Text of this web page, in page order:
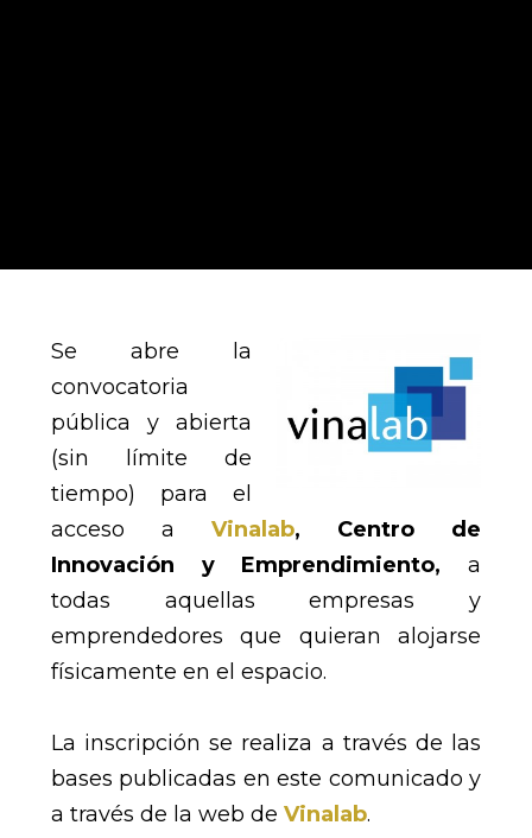
Se abre la
convocatoria
pública y abierta
(sin límite de
tiempo) para el
acceso a Vinalab, Centro de
Innovación y Emprendimiento, a
todas aquellas empresas y
emprendedores que quieran alojarse
físicamente en el espacio.
La inscripción se realiza a través de las
bases publicadas en este comunicado y
a través de la web de Vinalab.